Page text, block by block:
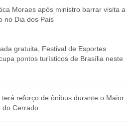
Moraes após ministro barrar visita a
no Dia dos Pais
gratuita, Festival de Esportes
pontos turísticos de Brasília neste
terá reforço de ônibus durante o Maior
do Cerrado